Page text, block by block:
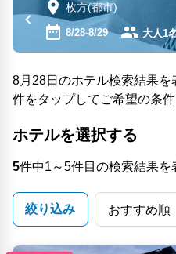
枚方(都市)
8/28-8/29 大人1
8月28日のホテル検索結果
件をタップしてご希望の条
ホテルを選択する
5件中1～5件目の検索結果を
絞り込み